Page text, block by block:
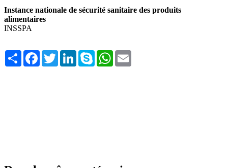
Instance nationale de sécurité sanitaire des produits
alimentaires
INSSPA
Share FacebookTwitterLinkedInSkype WhatsApp